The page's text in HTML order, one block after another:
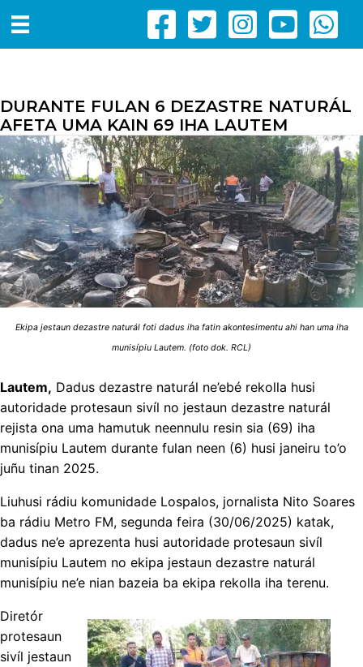
DURANTE FULAN 6 DEZASTRE NATURÁL
AFETA UMA KAIN 69 IHA LAUTEM
Ekipa jestaun dezastre naturál foti dadus iha fatin akontesimentu ahi han uma iha
munisípiu Lautem. (foto dok. RCL)
Lautem, Dadus dezastre naturál ne’ebé rekolla husi
autoridade protesaun sivíl no jestaun dezastre naturál
rejista ona uma hamutuk neennulu resin sia (69) iha
munisípiu Lautem durante fulan neen (6) husi janeiru to’o
juñu tinan 2025.
Liuhusi rádiu komunidade Lospalos, jornalista Nito Soares
ba rádiu Metro FM, segunda feira (30/06/2025) katak,
dadus ne’e aprezenta husi autoridade protesaun sivíl
munisípiu Lautem no ekipa jestaun dezastre naturál
munisípiu ne’e nian bazeia ba ekipa rekolla iha terenu.
Diretór
protesaun
sivíl jestaun